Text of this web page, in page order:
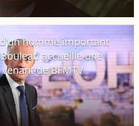
homme important
accueille une
de BFMTV